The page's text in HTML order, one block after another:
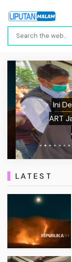
Ini
ART
Previous
LATEST